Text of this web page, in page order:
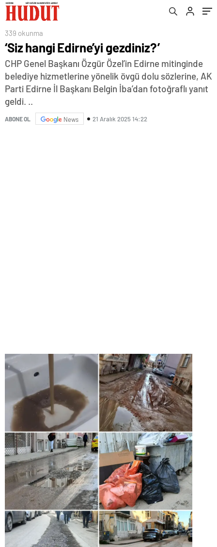
339 okunma
‘Siz hangi Edirne’yi gezdiniz?’
CHP Genel Başkanı Özgür Özel’in Edirne mitinginde
belediye hizmetlerine yönelik övgü dolu sözlerine, AK
Parti Edirne İl Başkanı Belgin İba’dan fotoğraflı yanıt
geldi. ..
ABONE OL News 21 Aralık 2025 14:22